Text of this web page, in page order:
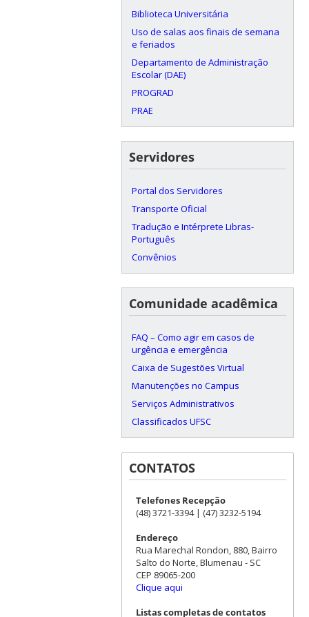
Biblioteca Universitária
Uso de salas aos finais de semana
e feriados
Departamento de Administração
Escolar (DAE)
PROGRAD
PRAE
Servidores
Portal dos Servidores
Transporte Oficial
Tradução e Intérprete Libras-
Português
Convênios
Comunidade acadêmica
FAQ – Como agir em casos de
urgência e emergência
Caixa de Sugestões Virtual
Manutenções no Campus
Serviços Administrativos
Classificados UFSC
CONTATOS
Telefones Recepção
(48) 3721-3394 | (47) 3232-5194
Endereço
Rua Marechal Rondon, 880, Bairro
Salto do Norte, Blumenau - SC
CEP 89065-200
Clique aqui
Listas completas de contatos